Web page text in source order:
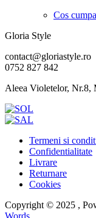
Cos
Gloria Style
contact@gloriastyle.ro
0752 827 842
Aleea Violetelor, Nr.8,
Termeni si
Confidentialitate
Livrare
Returnare
Cookies
Copyright © 2025 ,
Words